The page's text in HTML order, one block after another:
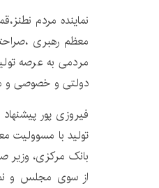
نماینده مردم
معظم رهبری
مردمی به عرصه
دولتی و خصوصی و
فیروزی پور
تولید با مسوولیت
بانک مرکزی، وزیر
از سوی مجلس و